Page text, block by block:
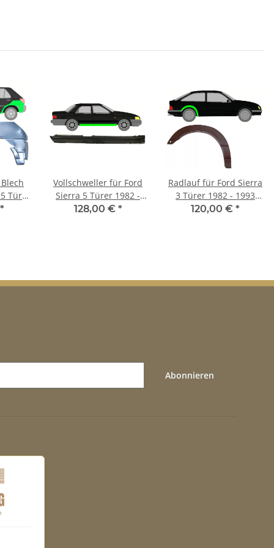
Tür
*
Vollschweller für Ford
Sierra 5 Türer 1982 -
1993 rechts
128,00 € *
Radlauf für Ford Sierra
3 Türer 1982 - 1993
rechts
120,00 € *
Abonnieren